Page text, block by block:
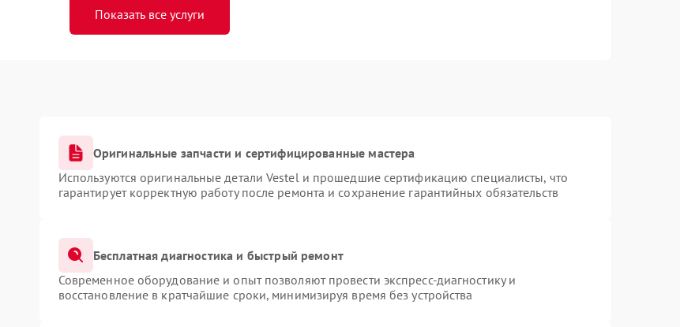
Показать все услуги
Оригинальные запчасти и сертифицированные мастера
Используются оригинальные детали Vestel и прошедшие сертификацию специалисты, что
гарантирует корректную работу после ремонта и сохранение гарантийных обязательств
Бесплатная диагностика и быстрый ремонт
Современное оборудование и опыт позволяют провести экспресс-диагностику и
восстановление в кратчайшие сроки, минимизируя время без устройства